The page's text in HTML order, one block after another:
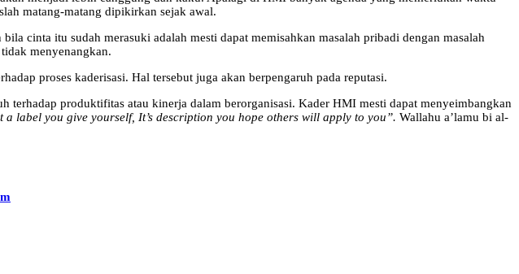
matang-matang dipikirkan sejak awal.
cinta itu sudah merasuki adalah mesti dapat memisahkan masalah pribadi dengan masalah
menyenangkan.
proses kaderisasi. Hal tersebut juga akan berpengaruh pada reputasi.
terhadap produktifitas atau kinerja dalam berorganisasi. Kader HMI mesti dapat menyeimbangkan
a label you give yourself, It’s description you hope others will apply to you”. Wallahu a’lamu bi al-